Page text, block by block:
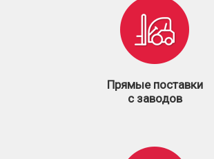
Прямые поставки
с заводов